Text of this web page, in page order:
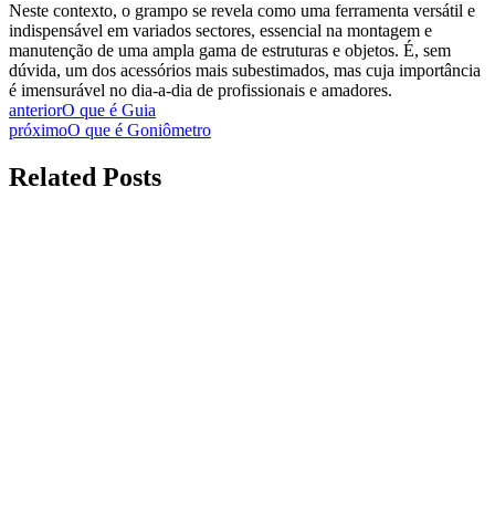
Neste contexto, o grampo se revela como uma ferramenta versátil e
indispensável em variados sectores, essencial na montagem e
manutenção de uma ampla gama de estruturas e objetos. É, sem
dúvida, um dos acessórios mais subestimados, mas cuja importância
é imensurável no dia-a-dia de profissionais e amadores.
anteriorO que é Guia
próximoO que é Goniômetro
Related Posts